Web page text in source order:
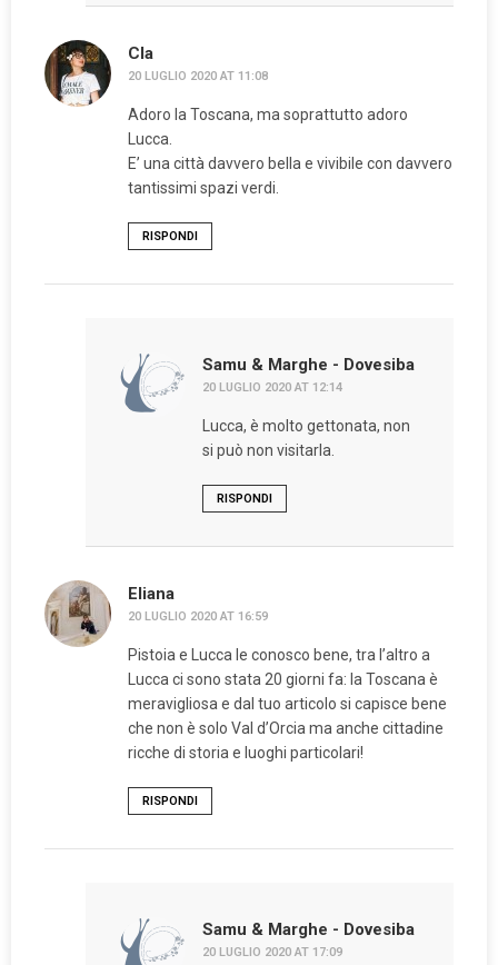
Cla
20 LUGLIO 2020 AT 11:08
Adoro la Toscana, ma soprattutto adoro
Lucca.
E’ una città davvero bella e vivibile con davvero
tantissimi spazi verdi.
RISPONDI
Samu & Marghe - Dovesiba
20 LUGLIO 2020 AT 12:14
Lucca, è molto gettonata, non
si può non visitarla.
RISPONDI
Eliana
20 LUGLIO 2020 AT 16:59
Pistoia e Lucca le conosco bene, tra l’altro a
Lucca ci sono stata 20 giorni fa: la Toscana è
meravigliosa e dal tuo articolo si capisce bene
che non è solo Val d’Orcia ma anche cittadine
ricche di storia e luoghi particolari!
RISPONDI
Samu & Marghe - Dovesiba
20 LUGLIO 2020 AT 17:09